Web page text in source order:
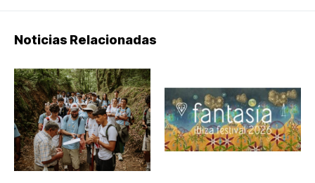
Noticias Relacionadas